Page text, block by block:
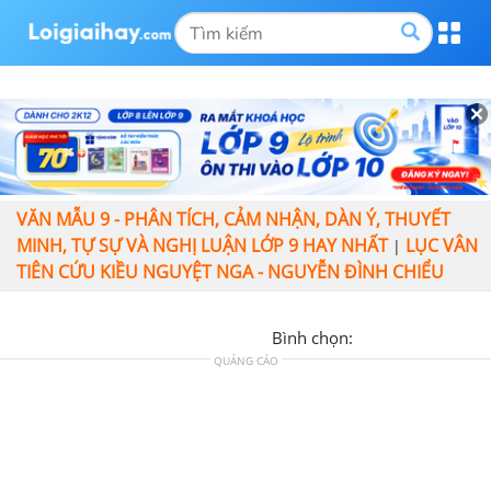
VĂN MẪU 9 - PHÂN TÍCH, CẢM NHẬN, DÀN Ý, THUYẾT
MINH, TỰ SỰ VÀ NGHỊ LUẬN LỚP 9 HAY NHẤT| LỤC VÂN
TIÊN CỨU KIỀU NGUYỆT NGA - NGUYỄN ĐÌNH CHIỂU
Bình chọn:
QUẢNG CÁO